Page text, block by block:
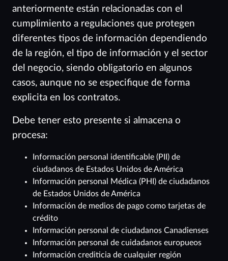
anteriormente están relacionadas con el
cumplimiento a regulaciones que protegen
diferentes tipos de información dependiendo
de la región, el tipo de información y el sector
del negocio, siendo obligatorio en algunos
casos, aunque no se especifique de forma
explicita en los contratos.
Debe tener esto presente si almacena o
procesa:
Información personal identificable (PII) de
ciudadanos de Estados Unidos de América
Información personal Médica (PHI) de ciudadanos
de Estados Unidos de América
Información de medios de pago como tarjetas de
crédito
Información personal de ciudadanos Canadienses
Información personal de cuidadanos europueos
Información crediticia de cualquier región